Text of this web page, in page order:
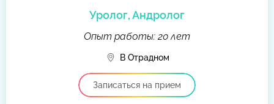
Уролог, Андролог
Опыт работы: 20 лет
В Отрадном
Записаться на прием